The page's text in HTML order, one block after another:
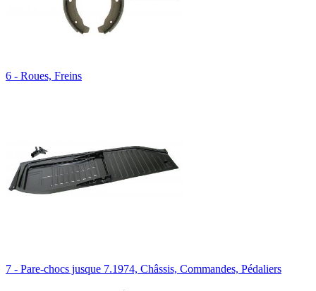
6 - Roues, Freins
7 - Pare-chocs jusque 7.1974, Châssis, Commandes, Pédaliers